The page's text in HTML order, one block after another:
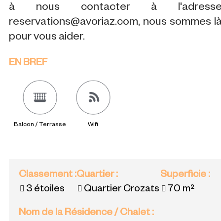
à nous contacter à
reservations@avoriaz.com, nous sommes
pour vous aider.
EN BREF
Balcon / Terrasse Wifi
Classement:
3 étoiles
Quartier:
Quartier Crozats
Superficie :
70 m²
Nom de la Résidence / Chalet: